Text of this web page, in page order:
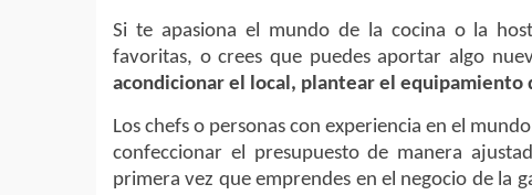
Si te apasiona el mundo de la cocina o la
favoritas, o crees que puedes aportar algo
acondicionar el local, plantear el
Los chefs o personas con experiencia en el
confeccionar el presupuesto de manera
primera vez que emprendes en el negocio de la